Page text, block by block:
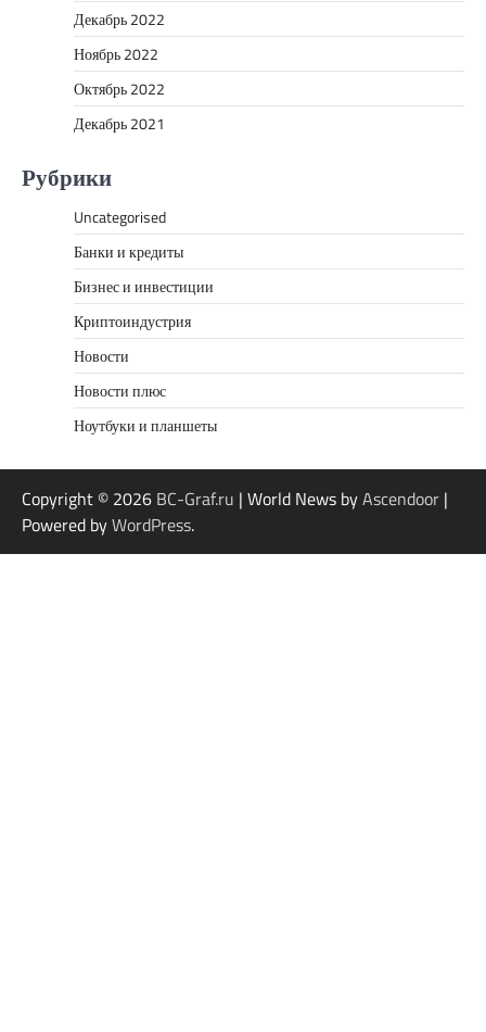
Декабрь 2022
Ноябрь 2022
Октябрь 2022
Декабрь 2021
Рубрики
Uncategorised
Банки и кредиты
Бизнес и инвестиции
Криптоиндустрия
Новости
Новости плюс
Ноутбуки и планшеты
Copyright © 2026 BC-Graf.ru | World News byAscendoor |
Powered byWordPress.